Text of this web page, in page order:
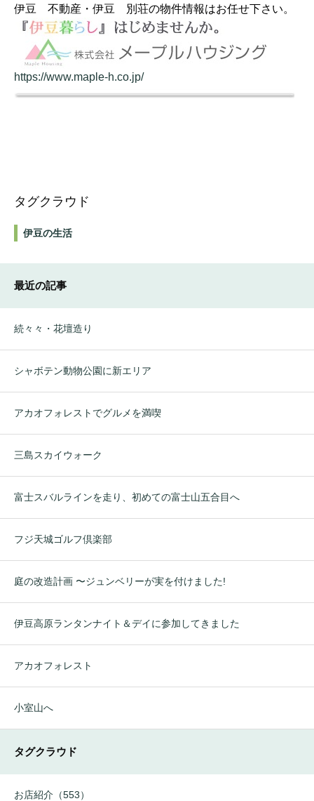
伊豆 不動産・伊豆 別荘の物件情報はお任せ下さい。
https://www.maple-h.co.jp/
タグクラウド
伊豆の生活
最近の記事
続々々・花壇造り
シャボテン動物公園に新エリア
アカオフォレストでグルメを満喫
三島スカイウォーク
富士スバルラインを走り、初めての富士山五合目へ
フジ天城ゴルフ倶楽部
庭の改造計画 〜ジュンベリーが実を付けました!
伊豆高原ランタンナイト＆デイに参加してきました
アカオフォレスト
小室山へ
タグクラウド
お店紹介（553）